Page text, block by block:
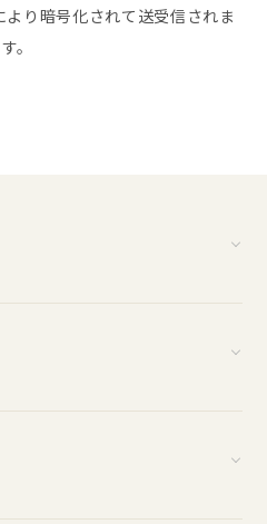
より暗号化されて送受信されま
す。